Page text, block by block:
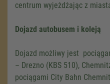
centrum wyjeżdżając z
Dojazd autobusem i koleją
Dojazd możliwy jest
– Drezno (KBS 510),
pociągami City Bahn